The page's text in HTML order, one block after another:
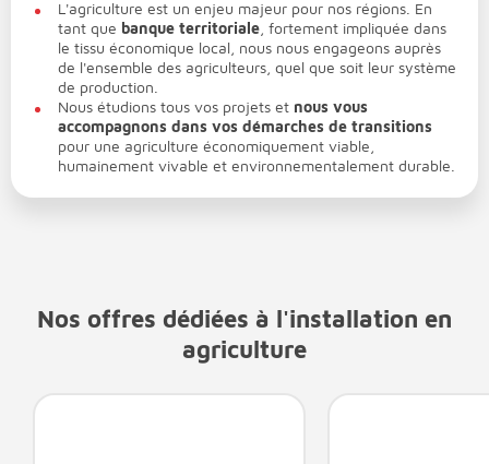
L'agriculture est un enjeu majeur pour nos régions. En
tant que banque territoriale , fortement impliquée dans
le tissu économique local, nous nous engageons auprès
de l'ensemble des agriculteurs, quel que soit leur système
de production.
Nous étudions tous vos projets et nous vous
accompagnons dans vos démarches de transitions
pour une agriculture économiquement viable,
humainement vivable et environnementalement durable.
Nos offres dédiées à l'installation en
agriculture